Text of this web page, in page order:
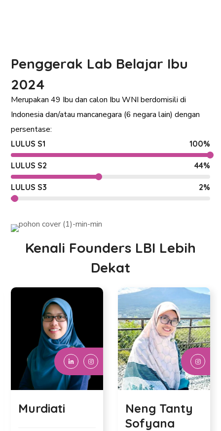
Penggerak Lab Belajar Ibu
2024
Merupakan 49 Ibu dan calon Ibu WNI berdomisili di
Indonesia dan/atau mancanegara (6 negara lain) dengan
persentase:
LULUS S1 100%
LULUS S2 44%
LULUS S3 2%
Kenali Founders LBI Lebih
Dekat
Murdiati
Neng Tanty
Sofyana